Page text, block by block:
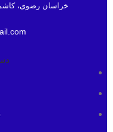
خراسان رضوی،